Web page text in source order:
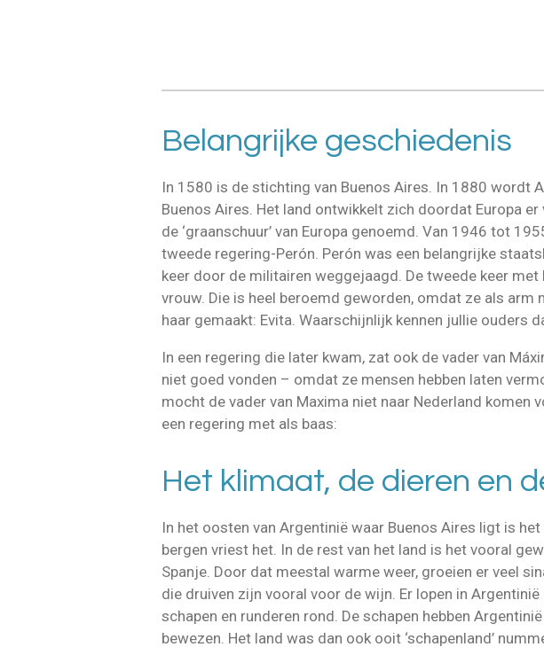
Belangrijke geschiedenis
In 1580 is de stichting van Buenos Aires. In 1880
Buenos Aires. Het land ontwikkelt zich doordat Europa
de ‘graanschuur’ van Europa genoemd. Van 1946 tot
tweede regering-Perón. Perón was een belangrijke
keer door de militairen weggejaagd. De tweede keer
vrouw. Die is heel beroemd geworden, omdat ze als
haar gemaakt: Evita. Waarschijnlijk kennen jullie ouders
In een regering die later kwam, zat ook de vader van
niet goed vonden – omdat ze mensen hebben laten
mocht de vader van Maxima niet naar Nederland
een regering met als baas:
Het klimaat, de dieren en
In het oosten van Argentinië waar Buenos Aires ligt is
bergen vriest het. In de rest van het land is het vooral
Spanje. Door dat meestal warme weer, groeien er veel
die druiven zijn vooral voor de wijn. Er lopen in
schapen en runderen rond. De schapen hebben
bewezen. Het land was dan ook ooit ‘schapenland’